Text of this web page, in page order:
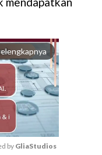
by GliaStudios